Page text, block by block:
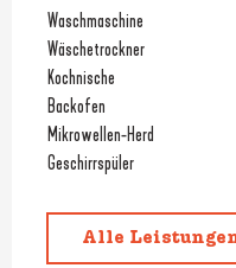
Waschmaschine
Wäschetrockner
Kochnische
Backofen
Mikrowellen-Herd
Geschirrspüler
Alle